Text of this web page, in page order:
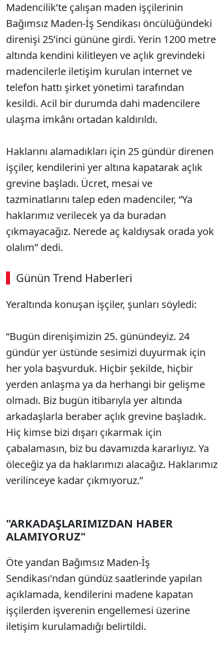
Madencilik’te çalışan maden işçilerinin
Bağımsız Maden-İş Sendikası öncülüğündeki
direnişi 25’inci gününe girdi. Yerin 1200 metre
altında kendini kilitleyen ve açlık grevindeki
madencilerle iletişim kurulan internet ve
telefon hattı şirket yönetimi tarafından
kesildi. Acil bir durumda dahi madencilere
ulaşma imkânı ortadan kaldırıldı.
Haklarını alamadıkları için 25 gündür direnen
işçiler, kendilerini yer altına kapatarak açlık
grevine başladı. Ücret, mesai ve
tazminatlarını talep eden madenciler, “Ya
haklarımız verilecek ya da buradan
çıkmayacağız. Nerede aç kaldıysak orada yok
olalım” dedi.
Günün Trend Haberleri
SÖZCÜ SON DAKİKA
Yeraltında konuşan işçiler, şunları söyledi:
“Bugün direnişimizin 25. günündeyiz. 24
gündür yer üstünde sesimizi duyurmak için
her yola başvurduk. Hiçbir şekilde, hiçbir
yerden anlaşma ya da herhangi bir gelişme
olmadı. Biz bugün itibarıyla yer altında
arkadaşlarla beraber açlık grevine başladık.
Hiç kimse bizi dışarı çıkarmak için
çabalamasın, biz bu davamızda kararlıyız. Ya
öleceğiz ya da haklarımızı alacağız. Haklarımız
verilinceye kadar çıkmıyoruz.”
"ARKADAŞLARIMIZDAN HABER
ALAMIYORUZ"
Öte yandan Bağımsız Maden-İş
Sendikası'ndan gündüz saatlerinde yapılan
açıklamada, kendilerini madene kapatan
işçilerden işverenin engellemesi üzerine
iletişim kurulamadığı belirtildi.